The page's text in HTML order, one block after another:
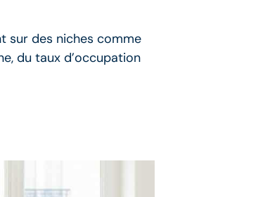
sur des niches comme
du taux d’occupation